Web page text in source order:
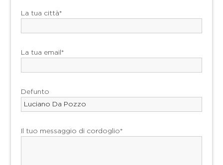
La tua città*
La tua email*
Defunto
Il tuo messaggio di cordoglio*